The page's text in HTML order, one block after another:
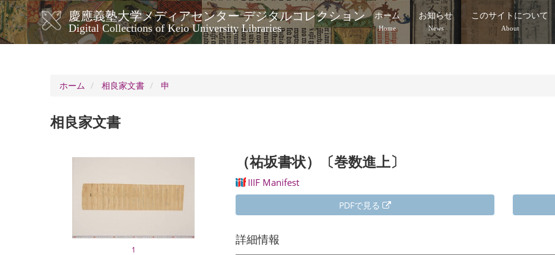
メ
イ
ン
コ
慶應義塾大学メディアセンター デジタルコレクション
Digital Collections of Keio University Libraries
メ
イ
ビ
ー
シ
ホーム
Home
お知らせ
News
このサイトについて
About
ホーム
相良家文書 申
相良家文書
1
（祐坂書状）〔巻数進上〕
IIIF Manifest
PDFで見る
詳細情報